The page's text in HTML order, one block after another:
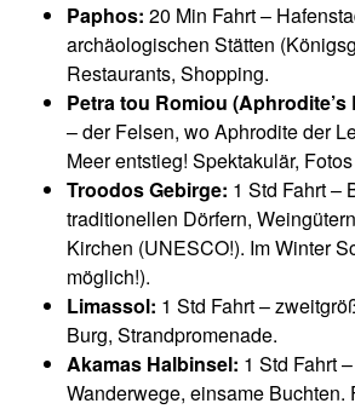
Paphos: 20 Min Fahrt –
archäologischen Stätten
Restaurants, Shopping.
Petra tou Romiou (Aphrodite’s
– der Felsen, wo Aphrodite der
Meer entstieg! Spektakulär,
Troodos Gebirge: 1 Std Fahrt –
traditionellen Dörfern,
Kirchen (UNESCO!). Im Winter
möglich!).
Limassol: 1 Std Fahrt –
Burg, Strandpromenade.
Akamas Halbinsel: 1 Std Fahrt
Wanderwege, einsame Buchten.